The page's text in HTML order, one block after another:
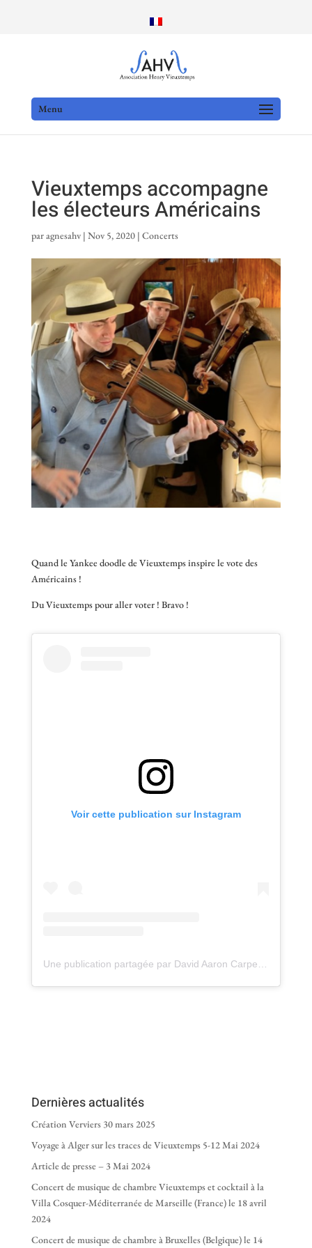
Menu
Vieuxtemps accompagne
les électeurs Américains
paragnesahv| Nov 5, 2020| Concerts
Quand le Yankee doodle de Vieuxtemps inspire le vote des
Américains !
Du Vieuxtemps pour aller voter ! Bravo !
Voir cette publication sur Instagram
Une publication partagée par David Aaron Carpenter (@davidaaroncarpenter)
Dernières actualités
Création Verviers 30 mars 2025
Voyage à Alger sur les traces de Vieuxtemps 5-12 Mai 2024
Article de presse – 3 Mai 2024
Concert de musique de chambre Vieuxtemps et cocktail à la
Villa Cosquer-Méditerranée de Marseille (France) le 18 avril
2024
Concert de musique de chambre à Bruxelles (Belgique) le 14